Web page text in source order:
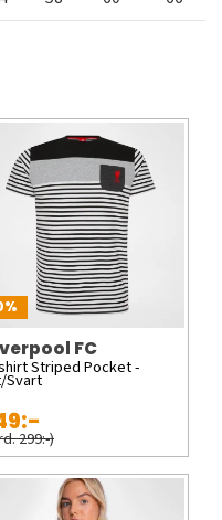
FC
Striped Pocket -
Svart
299:-)